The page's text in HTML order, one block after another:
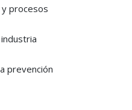
procesos
prevención